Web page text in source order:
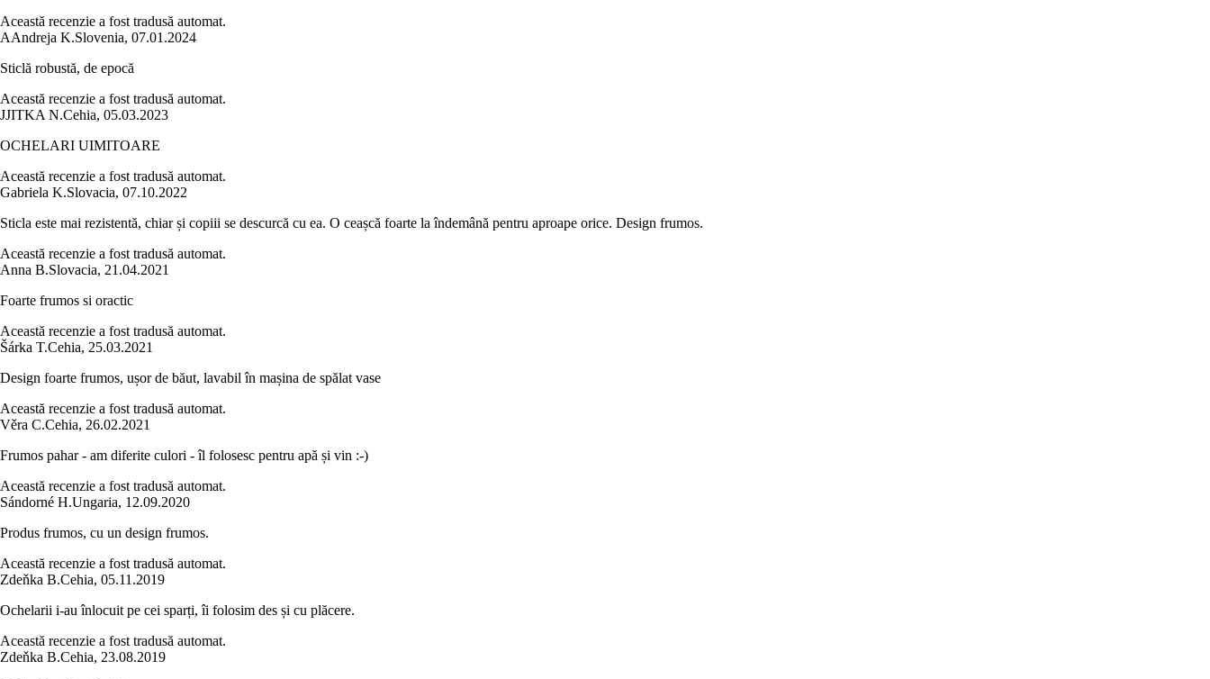
Această recenzie a fost tradusă automat.
AAndreja K.Slovenia, 07.01.2024
Sticlă robustă, de epocă
Această recenzie a fost tradusă automat.
JJITKA N.Cehia, 05.03.2023
OCHELARI UIMITOARE
Această recenzie a fost tradusă automat.
Gabriela K.Slovacia, 07.10.2022
Sticla este mai rezistentă, chiar și copiii se descurcă cu ea. O ceașcă foarte la îndemână pentru aproape orice. Design frumos.
Această recenzie a fost tradusă automat.
Anna B.Slovacia, 21.04.2021
Foarte frumos si oractic
Această recenzie a fost tradusă automat.
Šárka T.Cehia, 25.03.2021
Design foarte frumos, ușor de băut, lavabil în mașina de spălat vase
Această recenzie a fost tradusă automat.
Věra C.Cehia, 26.02.2021
Frumos pahar - am diferite culori - îl folosesc pentru apă și vin :-)
Această recenzie a fost tradusă automat.
Sándorné H.Ungaria, 12.09.2020
Produs frumos, cu un design frumos.
Această recenzie a fost tradusă automat.
Zdeňka B.Cehia, 05.11.2019
Ochelarii i-au înlocuit pe cei sparți, îi folosim des și cu plăcere.
Această recenzie a fost tradusă automat.
Zdeňka B.Cehia, 23.08.2019